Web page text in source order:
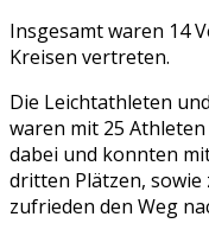
Insgesamt waren 14
Kreisen vertreten.
Die Leichtathleten
waren mit 25
dabei und konnten
dritten Plätzen,
zufrieden den Weg